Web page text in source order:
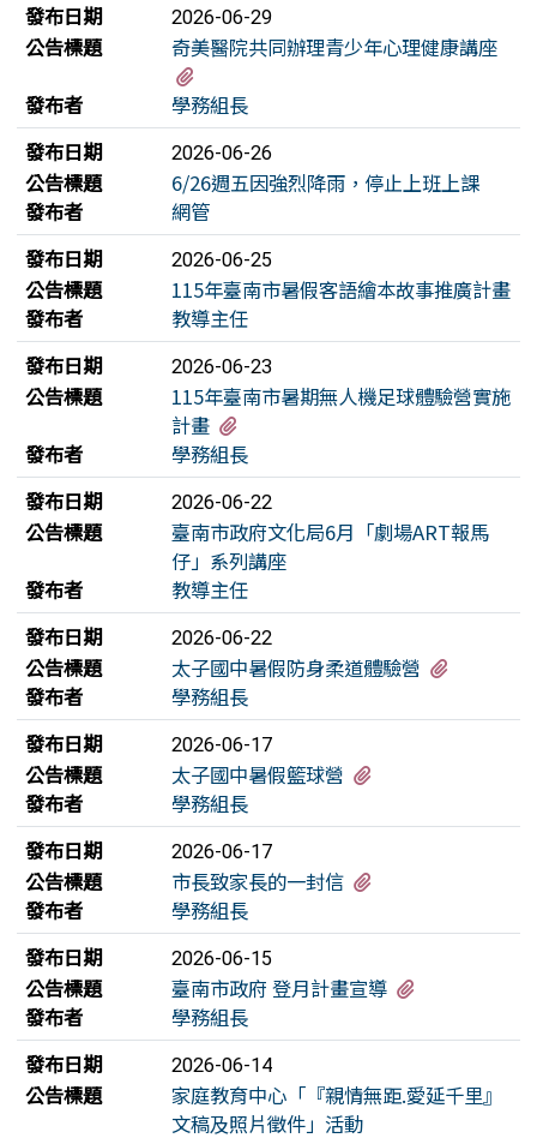
發布日期
2026-06-29
公告標題
奇美醫院共同辦理青少年心理健康講座
發布者
學務組長
發布日期
2026-06-26
公告標題
6/26週五因強烈降雨，停止上班上課
發布者
網管
發布日期
2026-06-25
公告標題
115年臺南市暑假客語繪本故事推廣計畫
發布者
教導主任
發布日期
2026-06-23
公告標題
115年臺南市暑期無人機足球體驗營實施
計畫
發布者
學務組長
發布日期
2026-06-22
公告標題
臺南市政府文化局6月「劇場ART報馬
仔」系列講座
發布者
教導主任
發布日期
2026-06-22
公告標題 太子國中暑假防身柔道體驗營
發布者
學務組長
發布日期
2026-06-17
公告標題 太子國中暑假籃球營
發布者
學務組長
發布日期
2026-06-17
公告標題 市長致家長的一封信
發布者
學務組長
發布日期
2026-06-15
公告標題 臺南市政府 登月計畫宣導
發布者
學務組長
發布日期
2026-06-14
公告標題
家庭教育中心「『親情無距.愛延千里』
文稿及照片徵件」活動